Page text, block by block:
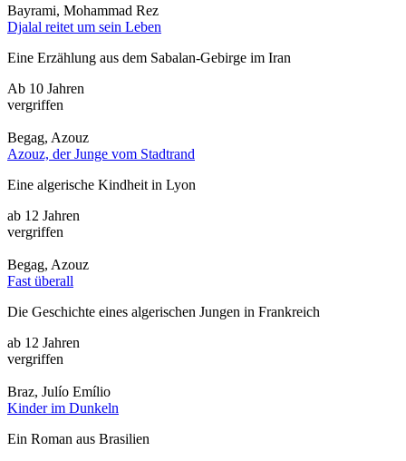
Bayrami, Mohammad Rez
Djalal reitet um sein Leben
Eine Erzählung aus dem Sabalan-Gebirge im Iran
Ab 10 Jahren
vergriffen
Begag, Azouz
Azouz, der Junge vom Stadtrand
Eine algerische Kindheit in Lyon
ab 12 Jahren
vergriffen
Begag, Azouz
Fast überall
Die Geschichte eines algerischen Jungen in Frankreich
ab 12 Jahren
vergriffen
Braz, Julío Emílio
Kinder im Dunkeln
Ein Roman aus Brasilien